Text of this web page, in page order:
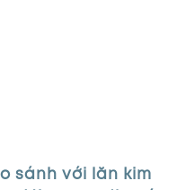
sánh với lăn kim